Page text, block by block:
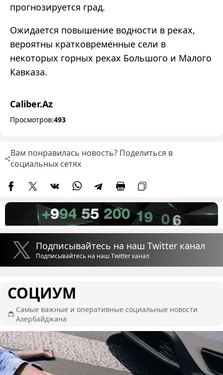
прогнозируется град.
Ожидается повышение водности в реках,
вероятны кратковременные сели в
некоторых горных реках Большого и Малого
Кавказа.
Caliber.Az
Просмотров:493
Вам понравилась новость? Поделиться в
социальных сетях
Подписывайтесь на наш Twitter канал
Подписывайтесь на наш Twitter канал
СОЦИУМ
Самые важные и оперативные социальные новости
Азербайджана